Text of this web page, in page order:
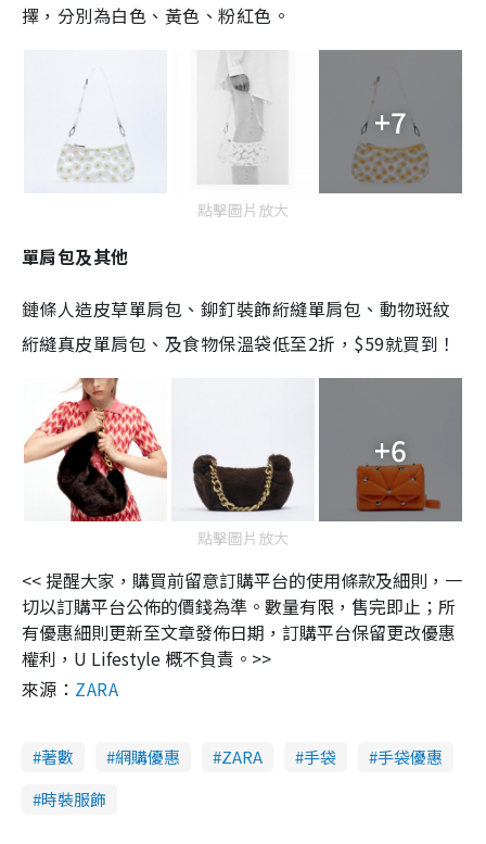
擇，分別為白色、黃色、粉紅色。
+7
點擊圖片放大
單肩包及其他
鏈條人造皮草單肩包、鉚釘裝飾絎縫單肩包、動物斑紋
絎縫真皮單肩包、及食物保溫袋低至2折，$59就買到！
+6
點擊圖片放大
<< 提醒大家，購買前留意訂購平台的使用條款及細則，一
切以訂購平台公佈的價錢為準。數量有限，售完即止；所
有優惠細則更新至文章發佈日期，訂購平台保留更改優惠
權利，U Lifestyle 概不負責。>>
來源： ZARA
著數 網購優惠 ZARA 手袋
手袋優惠
時裝服飾